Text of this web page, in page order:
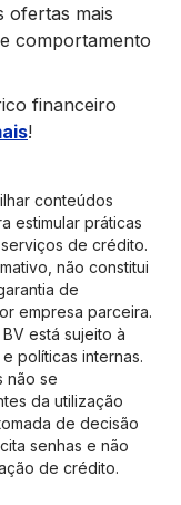
ofertas mais
comportamento
financeiro
!
conteúdos
estimular práticas
de crédito.
não constitui
de
empresa parceira.
está sujeito à
políticas internas.
não se
da utilização
de decisão
senhas e não
de crédito.